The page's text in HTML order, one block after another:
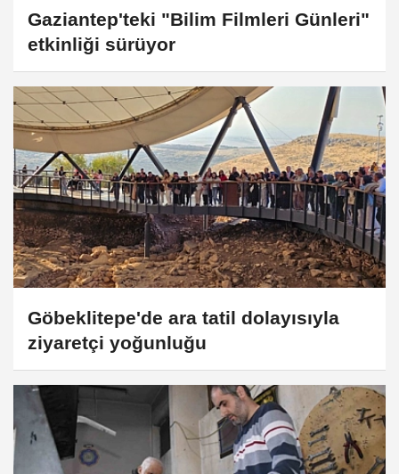
Gaziantep'teki "Bilim Filmleri Günleri"
etkinliği sürüyor
Göbeklitepe'de ara tatil dolayısıyla
ziyaretçi yoğunluğu